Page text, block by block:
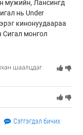
мужийн, Лансингд
нь Under
кинонуудаараа
Сигал монгол
шаалцдаг
Сэтгэгдэл бичих